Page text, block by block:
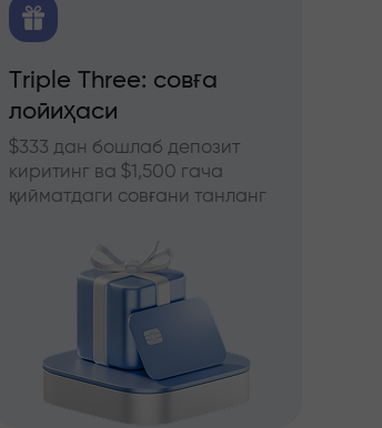
Triple Three: совға
лойиҳаси
$333 дан бошлаб депозит
киритинг ва $1,500 гача
қийматдаги совғани танланг